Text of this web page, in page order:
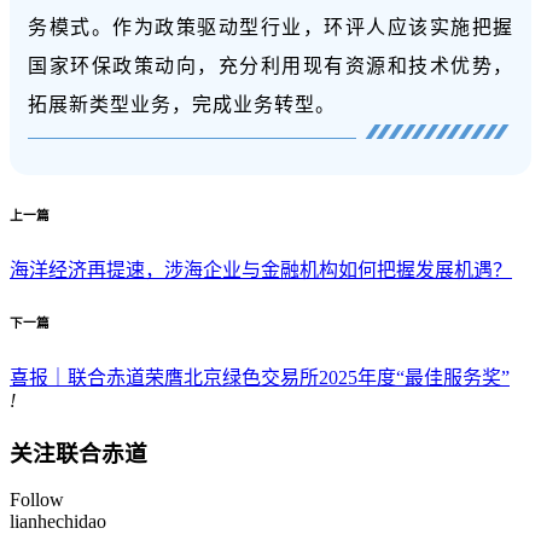
务模式。作为政策驱动型行业，环评人应该实施把握
国家环保政策动向，充分利用现有资源和技术优势，
拓展新类型业务，完成业务转型。
上一篇
海洋经济再提速，涉海企业与金融机构如何把握发展机遇？
下一篇
喜报｜联合赤道荣膺北京绿色交易所2025年度“最佳服务奖”
!
关注联合赤道
Follow
lianhechidao